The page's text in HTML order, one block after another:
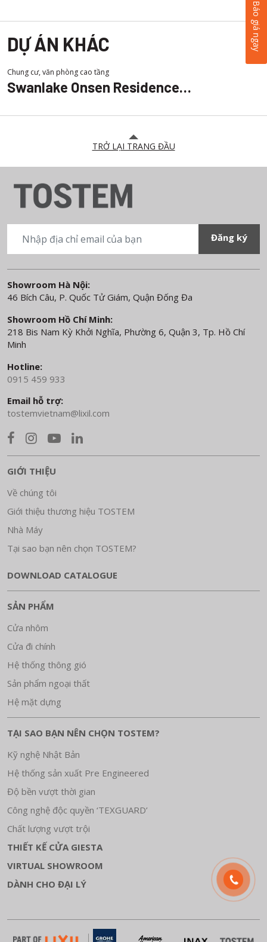
DỰ ÁN KHÁC
Chung cư, văn phòng cao tầng
Swanlake Onsen Residence
Báo giá ngay
TRỞ LẠI TRANG ĐẦU
Showroom Hà Nội:
46 Bích Câu, P. Quốc Tử Giám, Quận Đống Đa
Showroom Hồ Chí Minh:
218 Bis Nam Kỳ Khởi Nghĩa, Phường 6, Quận 3, Tp. Hồ Chí
Minh
Hotline:
0915 459 933
Email hỗ trợ:
tostemvietnam@lixil.com
GIỚI THIỆU
Về chúng tôi
Giới thiệu thương hiệu TOSTEM
Nhà Máy
Tại sao bạn nên chọn TOSTEM?
DOWNLOAD CATALOGUE
SẢN PHẨM
Cửa nhôm
Cửa đi chính
Hệ thống thông gió
Sản phẩm ngoại thất
Hệ mặt dựng
TẠI SAO BẠN NÊN CHỌN TOSTEM?
Kỹ nghệ Nhật Bản
Hệ thống sản xuất Pre Engineered
Độ bền vượt thời gian
Công nghệ độc quyền ‘TEXGUARD’
Chất lượng vượt trội
THIẾT KẾ CỬA GIESTA
VIRTUAL SHOWROOM
DÀNH CHO ĐẠI LÝ